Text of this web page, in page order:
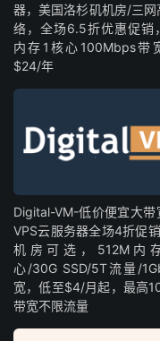
器，美国洛杉矶机房/三网
络，全场6.5折优惠促销
内存1核心100Mbps带
$24/年
Digital-VM-低价便宜大带
VPS云服务器全场4折促
机房可选，512M内
心/30G SSD/5T流量/
宽，低至$4/月起，最高
带宽不限流量